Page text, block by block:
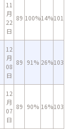
11
月
22
日
89 100%14%101
12
月
08
日
89 91% 26%103
12
月
07
日
89 90% 16%103